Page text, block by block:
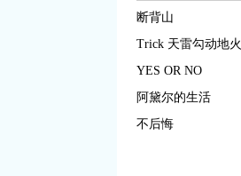
断背山
Trick 天雷勾动地火
YES OR NO
阿黛尔的生活
不后悔